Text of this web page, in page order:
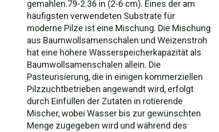
gemahlen.79-2.36 in (2-6 cm). Eines der am
häufigsten verwendeten Substrate für
moderne Pilze ist eine Mischung. Die Mischung
aus Baumwollsamenschalen und Weizenstroh
hat eine höhere Wasserspeicherkapazität als
Baumwollsamenschalen allein. Die
Pasteurisierung, die in einigen kommerziellen
Pilzzuchtbetrieben angewandt wird, erfolgt
durch Einfüllen der Zutaten in rotierende
Mischer, wobei Wasser bis zur gewünschten
Menge zugegeben wird und während des